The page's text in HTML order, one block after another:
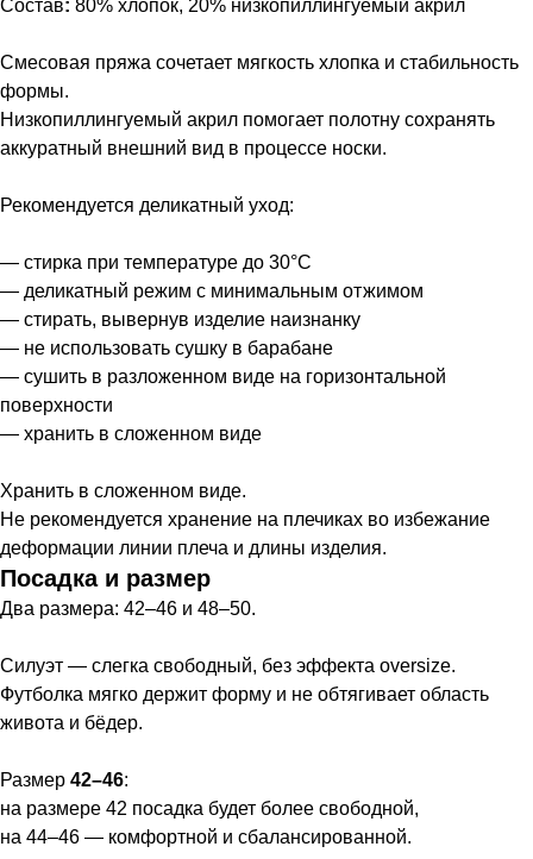
Состав: 80% хлопок, 20% низкопиллингуемый акрил
Смесовая пряжа сочетает мягкость хлопка и стабильность
формы.
Низкопиллингуемый акрил помогает полотну сохранять
аккуратный внешний вид в процессе носки.
Рекомендуется деликатный уход:
— стирка при температуре до 30°C
— деликатный режим с минимальным отжимом
— стирать, вывернув изделие наизнанку
— не использовать сушку в барабане
— сушить в разложенном виде на горизонтальной
поверхности
— хранить в сложенном виде
Хранить в сложенном виде.
Не рекомендуется хранение на плечиках во избежание
деформации линии плеча и длины изделия.
Посадка и размер
Два размера: 42–46 и 48–50.
Силуэт — слегка свободный, без эффекта oversize.
Футболка мягко держит форму и не обтягивает область
живота и бёдер.
Размер 42–46:
на размере 42 посадка будет более свободной,
на 44–46 — комфортной и сбалансированной.
Доставка и оплата
Все изделия